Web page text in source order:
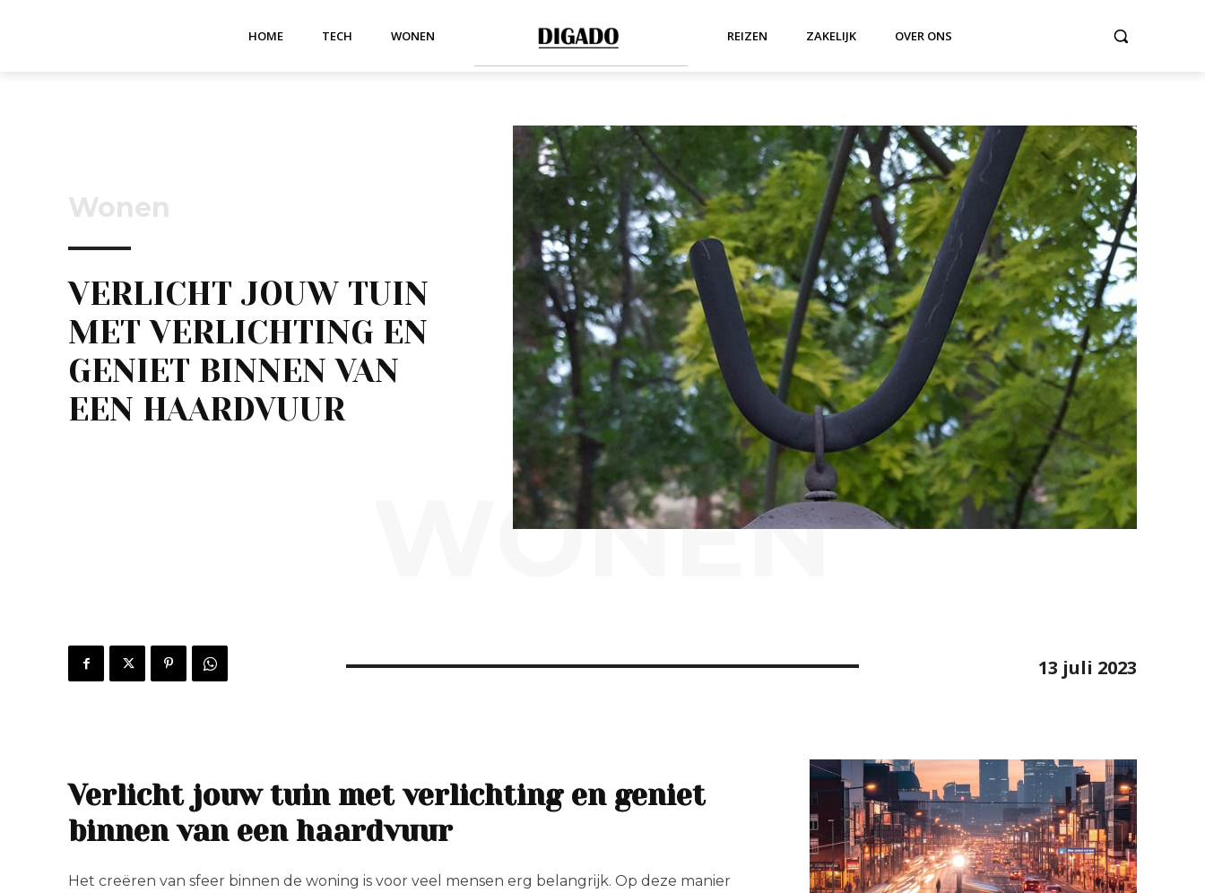
HOME TECH WONEN REIZEN ZAKELIJK OVER ONS
Wonen
VERLICHT JOUW TUIN
MET VERLICHTING EN
GENIET BINNEN VAN
EEN HAARDVUUR
WONEN
13 juli 2023
Verlicht jouw tuin met verlichting en geniet
binnen van een haardvuur
Het creëren van sfeer binnen de woning is voor veel mensen erg belangrijk. Op deze manier